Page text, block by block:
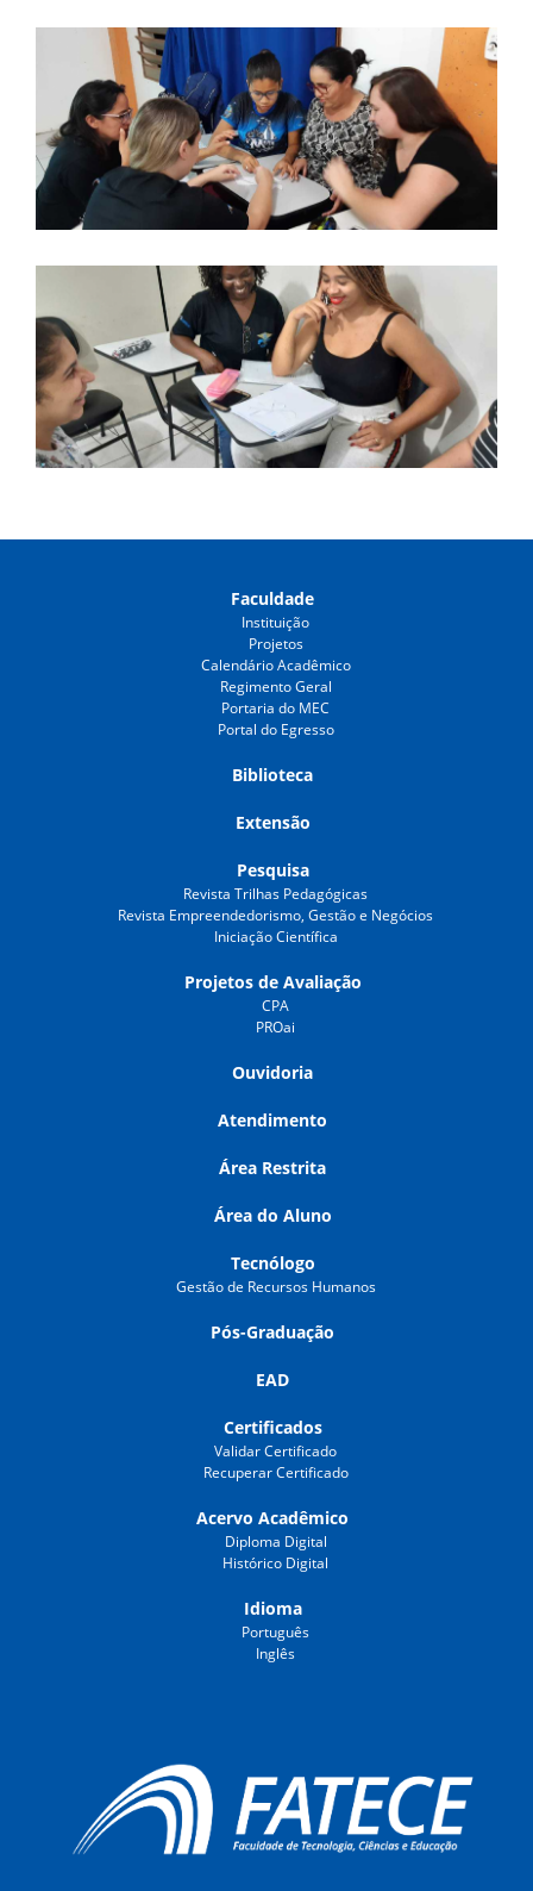
Faculdade
Instituição
Projetos
Calendário Acadêmico
Regimento Geral
Portaria do MEC
Portal do Egresso
Biblioteca
Extensão
Pesquisa
Revista Trilhas Pedagógicas
Revista Empreendedorismo, Gestão e Negócios
Iniciação Científica
Projetos de Avaliação
CPA
PROai
Ouvidoria
Atendimento
Área Restrita
Área do Aluno
Tecnólogo
Gestão de Recursos Humanos
Pós-Graduação
EAD
Certificados
Validar Certificado
Recuperar Certificado
Acervo Acadêmico
Diploma Digital
Histórico Digital
Idioma
Português
Inglês